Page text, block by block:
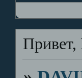
Привет,